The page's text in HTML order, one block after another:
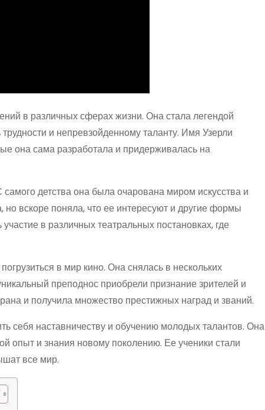
в различных сферах жизни. Она стала легендой
и непревзойденному таланту. Имя Узерли
она сама разработала и придерживалась на
детства она была очарована миром искусства и
но вскоре поняла, что ее интересуют и другие формы
в различных театральных постановках, где
в мир кино. Она снялась в нескольких
преподнос приобрели признание зрителей и
и получила множество престижных наград и званий.
себя наставничеству и обучению молодых талантов. Она
опыт и знания новому поколению. Ее ученики стали
все мир.